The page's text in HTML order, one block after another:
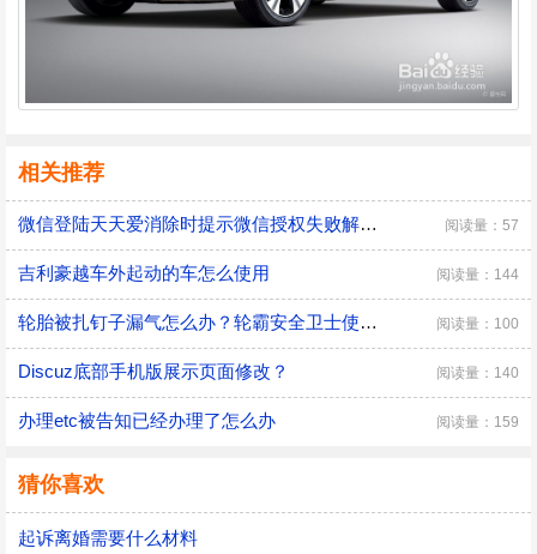
相关推荐
微信登陆天天爱消除时提示微信授权失败解决方法 阅读量：57
吉利豪越车外起动的车怎么使用 阅读量：144
轮胎被扎钉子漏气怎么办？轮霸安全卫士使用方法 阅读量：100
Discuz底部手机版展示页面修改？ 阅读量：140
办理etc被告知已经办理了怎么办 阅读量：159
猜你喜欢
起诉离婚需要什么材料